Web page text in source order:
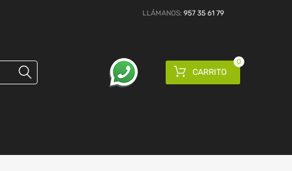
LLÁMANOS: 957 35 61 79
CARRITO
0